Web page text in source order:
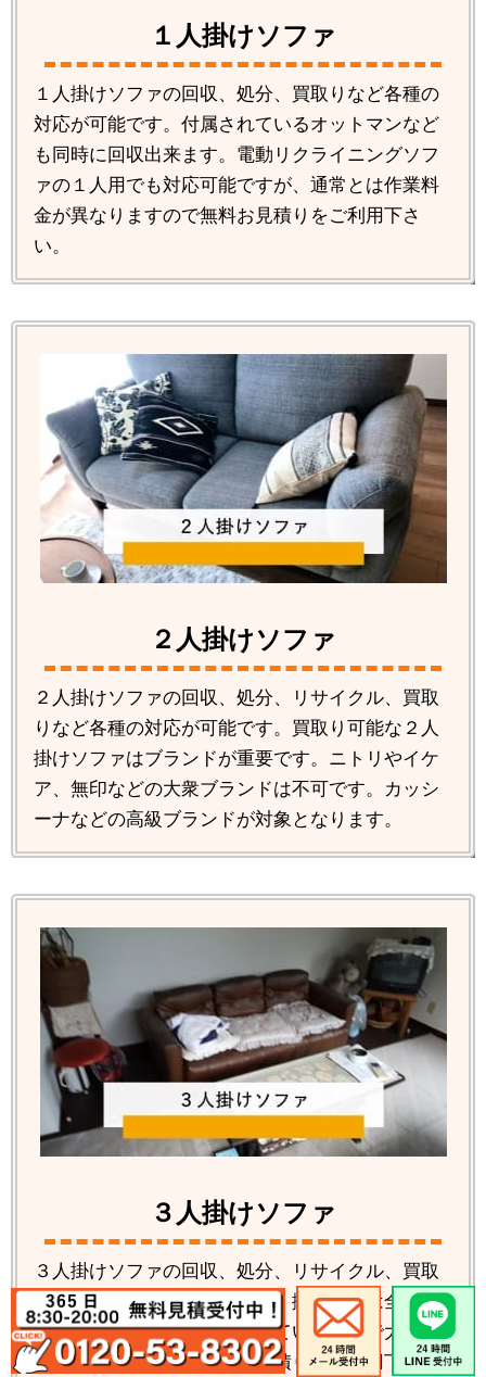
１人掛けソファ
１人掛けソファの回収、処分、買取りなど各種の
対応が可能です。付属されているオットマンなど
も同時に回収出来ます。電動リクライニングソフ
ァの１人用でも対応可能ですが、通常とは作業料
金が異なりますので無料お見積りをご利用下さ
い。
２人掛けソファ
２人掛けソファの回収、処分、リサイクル、買取
りなど各種の対応が可能です。買取り可能な２人
掛けソファはブランドが重要です。ニトリやイケ
ア、無印などの大衆ブランドは不可です。カッシ
ーナなどの高級ブランドが対象となります。
３人掛けソファ
３人掛けソファの回収、処分、リサイクル、買取
りなど各種の対応が可能です。搬出作業は全て当
社で行いますのでお客様は見ているだけで大丈
夫。気になる料金は無料お見積りをご利用下さ